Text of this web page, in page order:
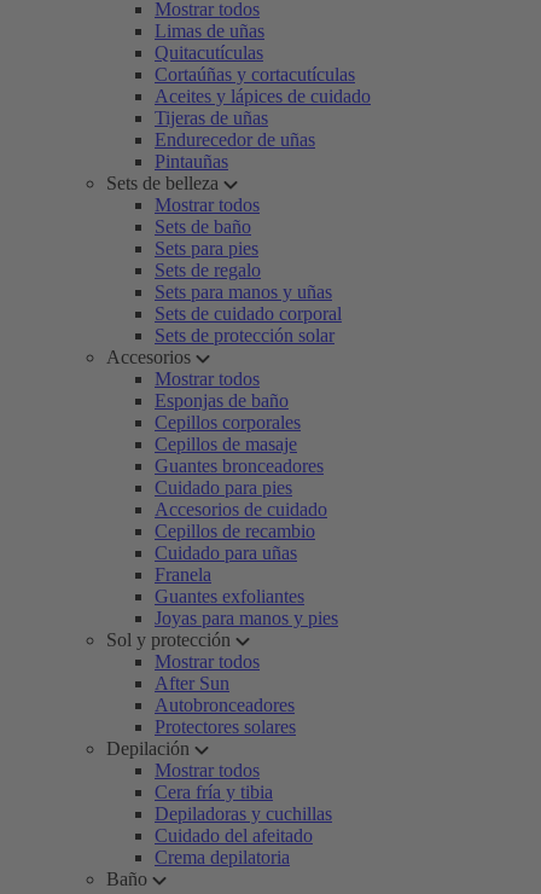
Mostrar todos
Limas de uñas
Quitacutículas
Cortaúñas y cortacutículas
Aceites y lápices de cuidado
Tijeras de uñas
Endurecedor de uñas
Pintauñas
Sets de belleza
Mostrar todos
Sets de baño
Sets para pies
Sets de regalo
Sets para manos y uñas
Sets de cuidado corporal
Sets de protección solar
Accesorios
Mostrar todos
Esponjas de baño
Cepillos corporales
Cepillos de masaje
Guantes bronceadores
Cuidado para pies
Accesorios de cuidado
Cepillos de recambio
Cuidado para uñas
Franela
Guantes exfoliantes
Joyas para manos y pies
Sol y protección
Mostrar todos
After Sun
Autobronceadores
Protectores solares
Depilación
Mostrar todos
Cera fría y tibia
Depiladoras y cuchillas
Cuidado del afeitado
Crema depilatoria
Baño